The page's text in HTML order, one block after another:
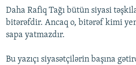
Daha Rafiq Tağı bütün siyasi
bitərəfdir. Ancaq o, bitərəf kimi
sapa yatmazdır.
Bu yazıçı siyasətçilərin başına